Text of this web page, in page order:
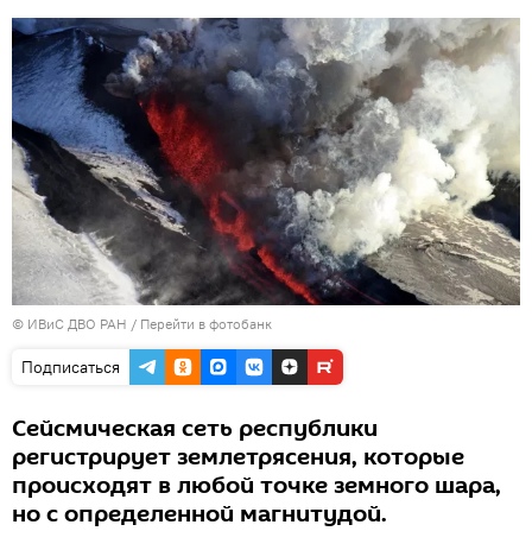
© ИВиС ДВО РАН / Перейти в фотобанк
Подписаться
Сейсмическая сеть республики
регистрирует землетрясения, которые
происходят в любой точке земного шара,
но с определенной магнитудой.